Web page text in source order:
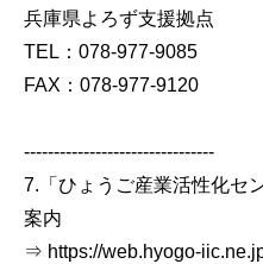
兵庫県よろず支援拠点
TEL：078-977-9085
FAX：078-977-9120
--------------------------------
7.「ひょうご産業活性化セ
案内
⇒ https://web.hyogo-